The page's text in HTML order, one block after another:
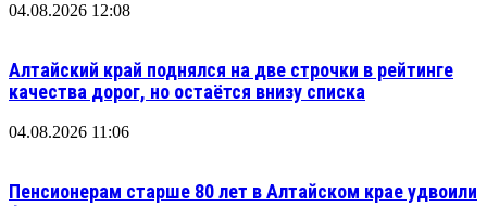
04.08.2026 12:08
Алтайский край поднялся на две строчки в рейтинге
качества дорог, но остаётся внизу списка
04.08.2026 11:06
Пенсионерам старше 80 лет в Алтайском крае удвоили